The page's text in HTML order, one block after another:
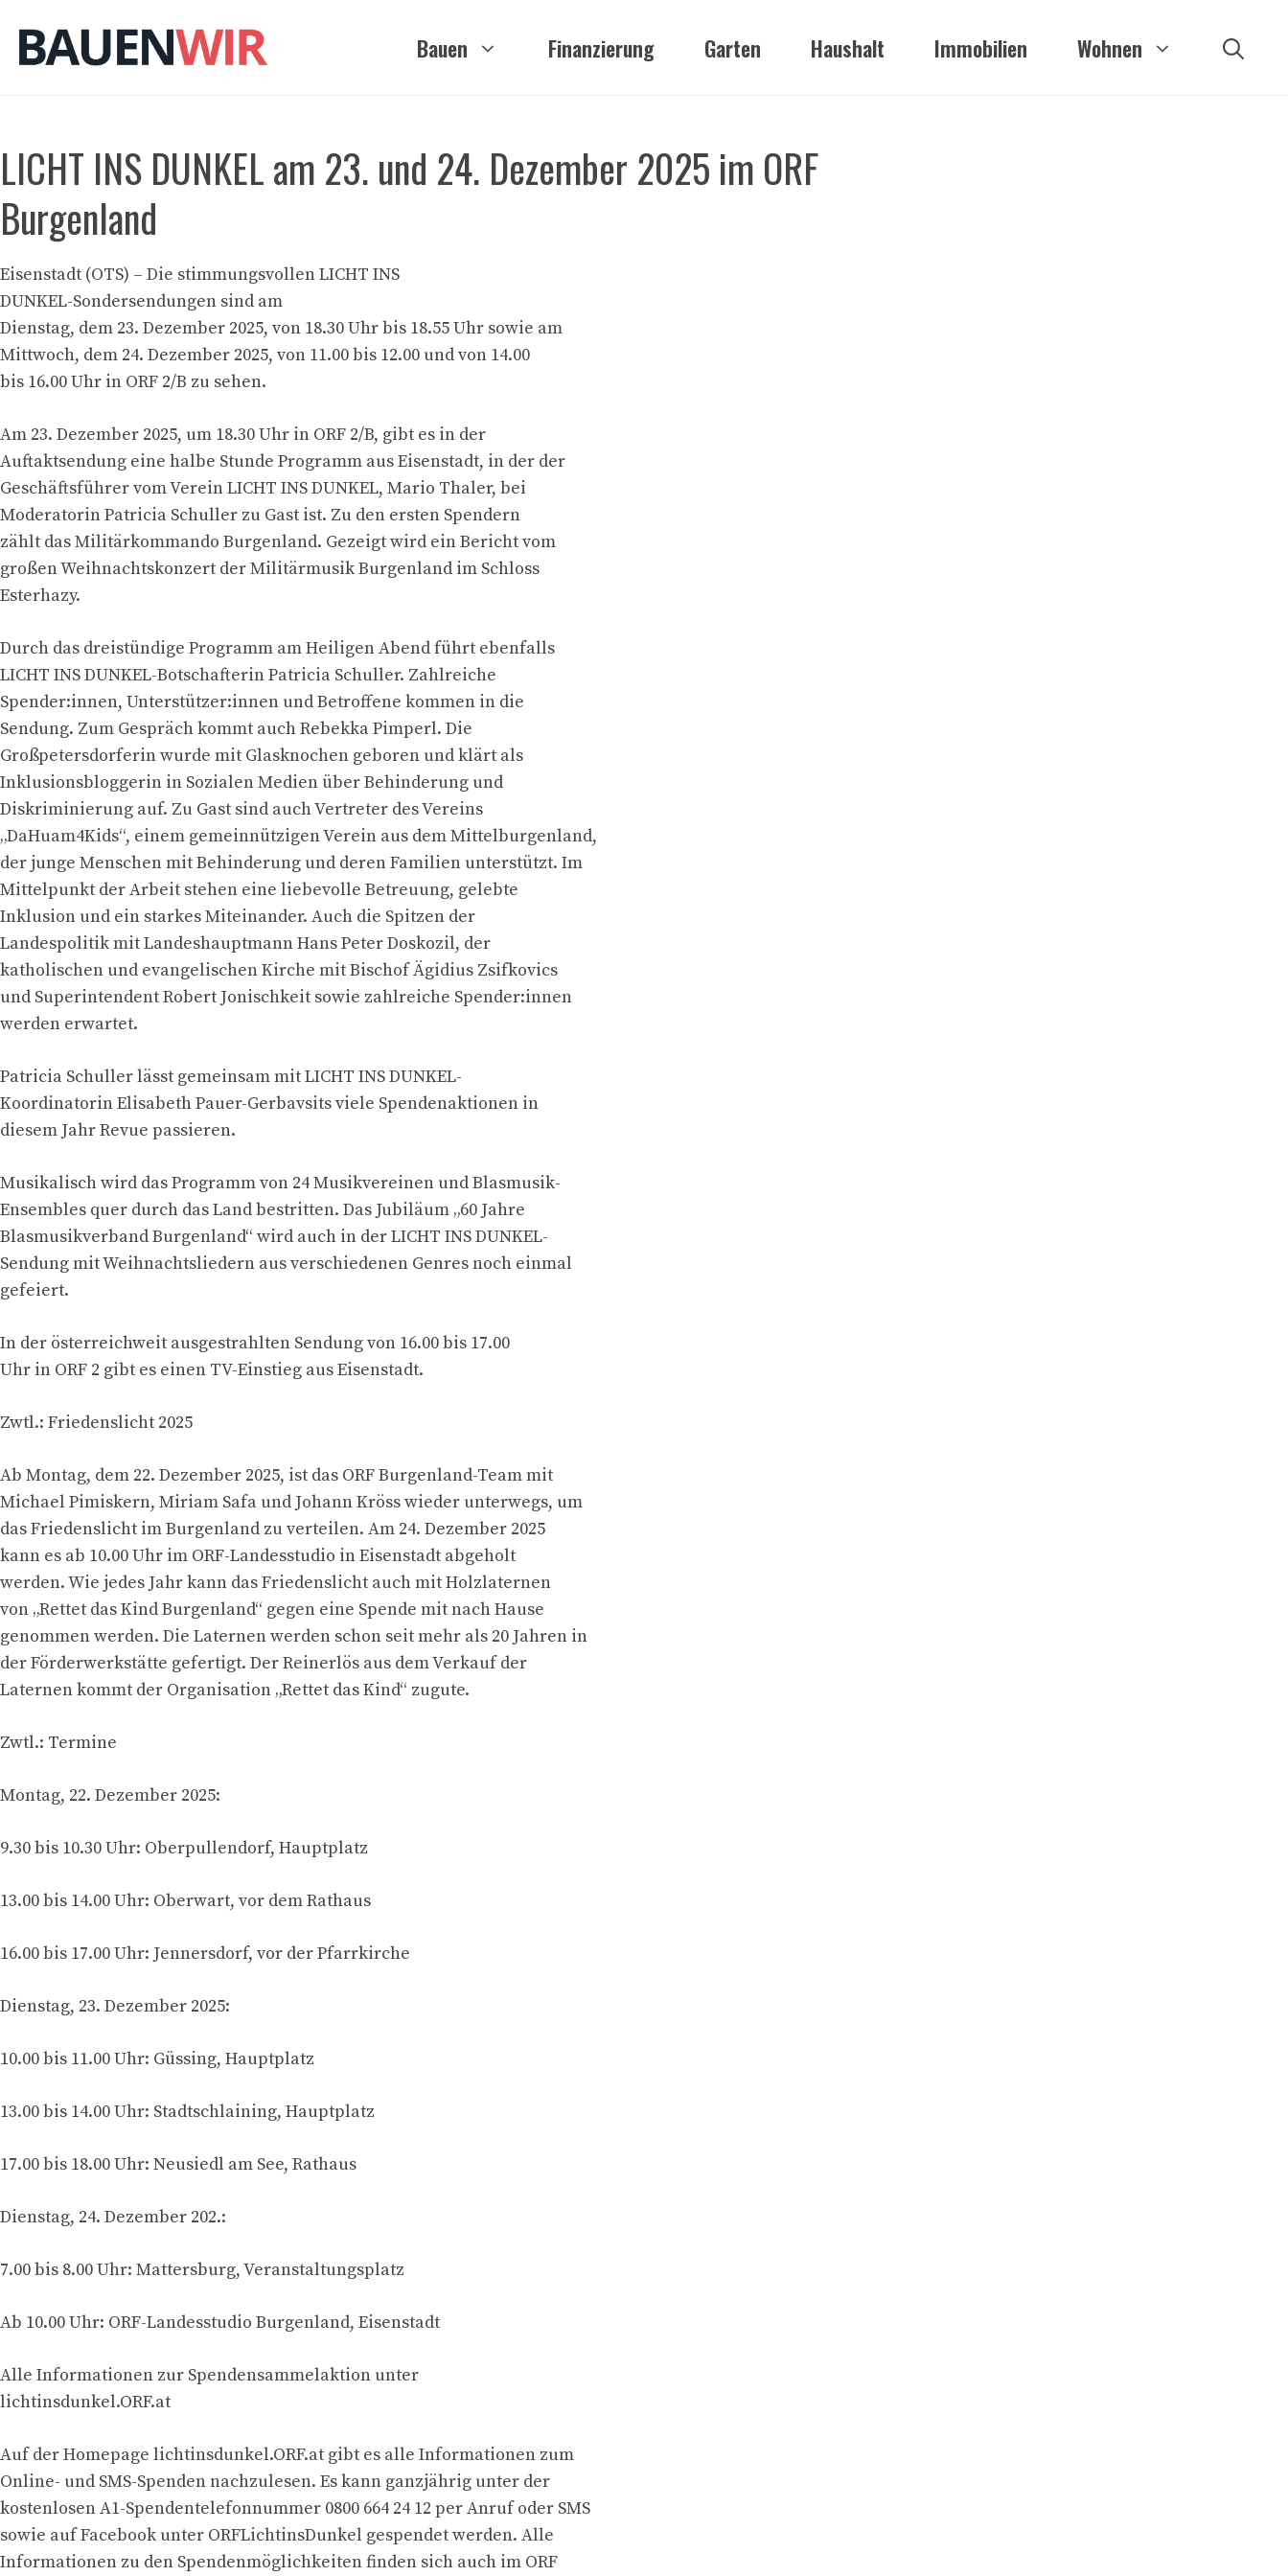
Inhalt
springen
Bauen Finanzierung Garten Haushalt Immobilien Wohnen
LICHT INS DUNKEL am 23. und 24. Dezember 2025 im ORF
Burgenland
Eisenstadt (OTS) – Die stimmungsvollen LICHT INS
DUNKEL-Sondersendungen sind am
Dienstag, dem 23. Dezember 2025, von 18.30 Uhr bis 18.55 Uhr sowie am
Mittwoch, dem 24. Dezember 2025, von 11.00 bis 12.00 und von 14.00
bis 16.00 Uhr in ORF 2/B zu sehen.
Am 23. Dezember 2025, um 18.30 Uhr in ORF 2/B, gibt es in der
Auftaktsendung eine halbe Stunde Programm aus Eisenstadt, in der der
Geschäftsführer vom Verein LICHT INS DUNKEL, Mario Thaler, bei
Moderatorin Patricia Schuller zu Gast ist. Zu den ersten Spendern
zählt das Militärkommando Burgenland. Gezeigt wird ein Bericht vom
großen Weihnachtskonzert der Militärmusik Burgenland im Schloss
Esterhazy.
Durch das dreistündige Programm am Heiligen Abend führt ebenfalls
LICHT INS DUNKEL-Botschafterin Patricia Schuller. Zahlreiche
Spender:innen, Unterstützer:innen und Betroffene kommen in die
Sendung. Zum Gespräch kommt auch Rebekka Pimperl. Die
Großpetersdorferin wurde mit Glasknochen geboren und klärt als
Inklusionsbloggerin in Sozialen Medien über Behinderung und
Diskriminierung auf. Zu Gast sind auch Vertreter des Vereins
„DaHuam4Kids“, einem gemeinnützigen Verein aus dem Mittelburgenland,
der junge Menschen mit Behinderung und deren Familien unterstützt. Im
Mittelpunkt der Arbeit stehen eine liebevolle Betreuung, gelebte
Inklusion und ein starkes Miteinander. Auch die Spitzen der
Landespolitik mit Landeshauptmann Hans Peter Doskozil, der
katholischen und evangelischen Kirche mit Bischof Ägidius Zsifkovics
und Superintendent Robert Jonischkeit sowie zahlreiche Spender:innen
werden erwartet.
Patricia Schuller lässt gemeinsam mit LICHT INS DUNKEL-
Koordinatorin Elisabeth Pauer-Gerbavsits viele Spendenaktionen in
diesem Jahr Revue passieren.
Musikalisch wird das Programm von 24 Musikvereinen und Blasmusik-
Ensembles quer durch das Land bestritten. Das Jubiläum „60 Jahre
Blasmusikverband Burgenland“ wird auch in der LICHT INS DUNKEL-
Sendung mit Weihnachtsliedern aus verschiedenen Genres noch einmal
gefeiert.
In der österreichweit ausgestrahlten Sendung von 16.00 bis 17.00
Uhr in ORF 2 gibt es einen TV-Einstieg aus Eisenstadt.
Zwtl.: Friedenslicht 2025
Ab Montag, dem 22. Dezember 2025, ist das ORF Burgenland-Team mit
Michael Pimiskern, Miriam Safa und Johann Kröss wieder unterwegs, um
das Friedenslicht im Burgenland zu verteilen. Am 24. Dezember 2025
kann es ab 10.00 Uhr im ORF-Landesstudio in Eisenstadt abgeholt
werden. Wie jedes Jahr kann das Friedenslicht auch mit Holzlaternen
von „Rettet das Kind Burgenland“ gegen eine Spende mit nach Hause
genommen werden. Die Laternen werden schon seit mehr als 20 Jahren in
der Förderwerkstätte gefertigt. Der Reinerlös aus dem Verkauf der
Laternen kommt der Organisation „Rettet das Kind“ zugute.
Zwtl.: Termine
Montag, 22. Dezember 2025:
9.30 bis 10.30 Uhr: Oberpullendorf, Hauptplatz
13.00 bis 14.00 Uhr: Oberwart, vor dem Rathaus
16.00 bis 17.00 Uhr: Jennersdorf, vor der Pfarrkirche
Dienstag, 23. Dezember 2025:
10.00 bis 11.00 Uhr: Güssing, Hauptplatz
13.00 bis 14.00 Uhr: Stadtschlaining, Hauptplatz
17.00 bis 18.00 Uhr: Neusiedl am See, Rathaus
Dienstag, 24. Dezember 202.:
7.00 bis 8.00 Uhr: Mattersburg, Veranstaltungsplatz
Ab 10.00 Uhr: ORF-Landesstudio Burgenland, Eisenstadt
Alle Informationen zur Spendensammelaktion unter
lichtinsdunkel.ORF.at
Auf der Homepage lichtinsdunkel.ORF.at gibt es alle Informationen zum
Online- und SMS-Spenden nachzulesen. Es kann ganzjährig unter der
kostenlosen A1-Spendentelefonnummer 0800 664 24 12 per Anruf oder SMS
sowie auf Facebook unter ORFLichtinsDunkel gespendet werden. Alle
Informationen zu den Spendenmöglichkeiten finden sich auch im ORF